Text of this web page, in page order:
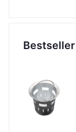
Bestseller